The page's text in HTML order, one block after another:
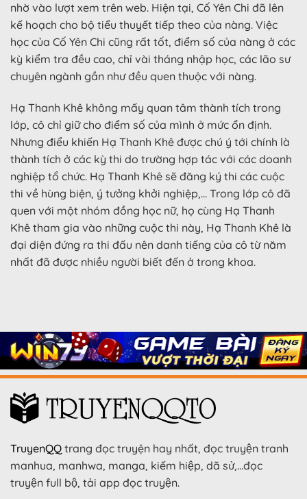
nhờ vào lượt xem trên web. Hiện tại, Cố Yên Chi đã lên
kế hoạch cho bộ tiểu thuyết tiếp theo của nàng. Việc
học của Cố Yên Chi cũng rất tốt, điểm số của nàng ở các
kỳ kiểm tra đều cao, chỉ vài tháng nhập học, các lão sư
chuyên ngành gần như đều quen thuộc với nàng.
Hạ Thanh Khê không mấy quan tâm thành tích trong
lớp, cô chỉ giữ cho điểm số của mình ở mức ổn định.
Nhưng điểu khiến Hạ Thanh Khê được chú ý tới chính là
thành tích ở các kỳ thi do trường hợp tác với các doanh
nghiệp tổ chức. Hạ Thanh Khê sẽ đăng ký thi các cuộc
thi về hùng biện, ý tưởng khởi nghiệp,… Trong lớp cô đã
quen với một nhóm đồng học nữ, họ cùng Hạ Thanh
Khê tham gia vào những cuộc thi này, Hạ Thanh Khê là
đại diện đứng ra thi đấu nên danh tiếng của cô từ năm
nhất đã được nhiều người biết đến ở trong khoa.
TruyenQQ trang đọc truyện hay nhất, đọc truyện tranh
manhua, manhwa, manga, kiếm hiệp, dã sử,…đọc
truyện full bộ, tải app đọc truyện.